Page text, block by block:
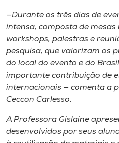
—Durante os três dias de
intensa, composta de mesas
workshops, palestras e
pesquisa, que valorizam os
do local do evento e do
importante contribuição de
internacionais — comenta a
Ceccon Carlesso.
A Professora Gislaine
desenvolvidos por seus